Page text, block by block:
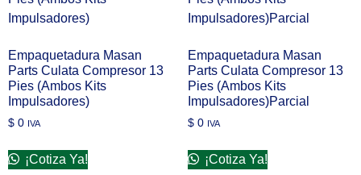
Empaquetadura Masan
Parts Culata Compresor 13
Pies (Ambos Kits
Impulsadores)
$ 0 IVA
¡Cotiza Ya!
Empaquetadura Masan
Parts Culata Compresor 13
Pies (Ambos Kits
Impulsadores)Parcial
$0 IVA
¡Cotiza Ya!